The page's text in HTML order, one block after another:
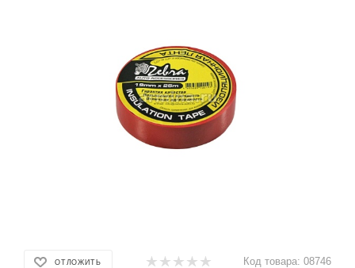
ОТЛОЖИТЬ Код товара: 08746